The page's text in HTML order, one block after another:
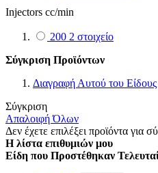
Injectors cc/min
200 2 στοιχείο
Σύγκριση Προϊόντων
Διαγραφή Αυτού του Είδους
Σύγκριση
Απαλοιφή Όλων
Δεν έχετε επιλέξει προϊόντα για
Η λίστα επιθυμιών μου
Είδη που Προστέθηκαν